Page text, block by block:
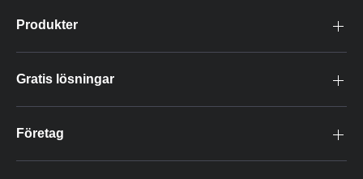
Produkter
Gratis lösningar
Företag